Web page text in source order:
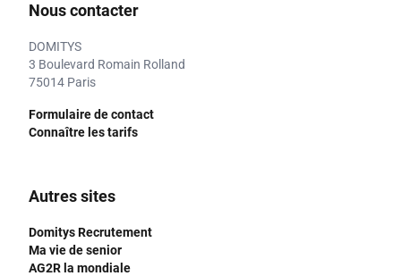
Nous contacter
DOMITYS
3 Boulevard Romain Rolland
75014 Paris
Formulaire de contact
Connaître les tarifs
Autres sites
Domitys Recrutement
Ma vie de senior
AG2R la mondiale